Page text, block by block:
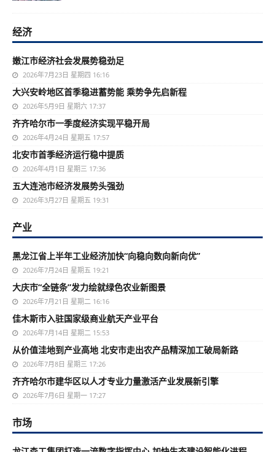
经济
嫩江市经济社会发展势稳劲足
2026年7月23日 星期四 16:16
大兴安岭地区首季稳进蓄势能 乘势争先启新程
2026年5月9日 星期六 17:37
齐齐哈尔市一季度经济实现平稳开局
2026年4月24日 星期五 17:57
北安市首季经济运行稳中提质
2026年4月1日 星期三 17:36
五大连池市经济发展势头强劲
2026年3月27日 星期五 19:31
产业
黑龙江省上半年工业经济加快“向稳向数向新向优”
2026年7月24日 星期五 19:21
大庆市“全链条”发力绘就绿色农业新图景
2026年7月21日 星期二 16:16
佳木斯市入驻国家级商业航天产业平台
2026年7月14日 星期二 15:53
从价值洼地到产业高地 北安市走出农产品精深加工破局新路
2026年7月8日 星期三 17:26
齐齐哈尔市建华区以人才专业力量激活产业发展新引擎
2026年7月6日 星期一 17:27
市场